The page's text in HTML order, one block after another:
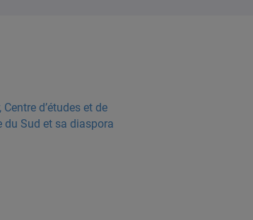
Centre d’études et de
du Sud et sa diaspora